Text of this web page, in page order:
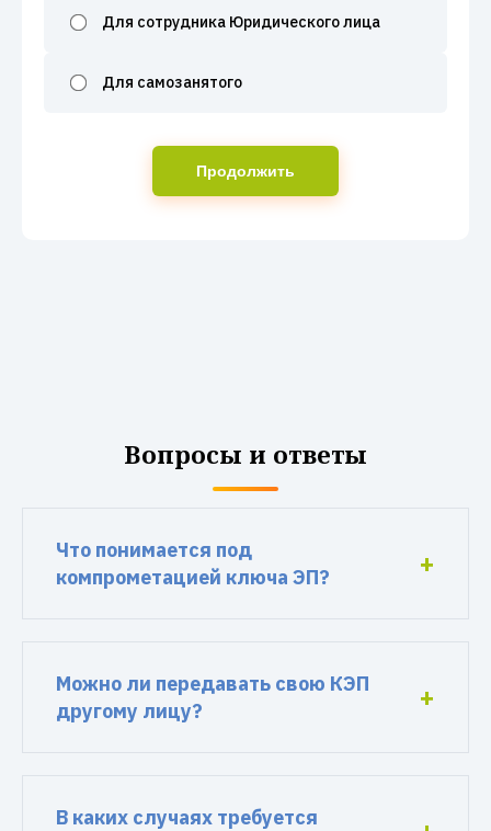
Для сотрудника Юридического лица
Для самозанятого
Продолжить
Вопросы и ответы
Что понимается под
компрометацией ключа ЭП?
Можно ли передавать свою КЭП
другому лицу?
В каких случаях требуется